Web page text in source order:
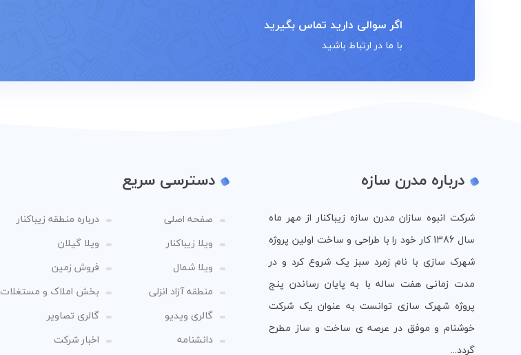
اگر سوالی دارید تماس بگیرید
با ما در ارتباط باشید
درباره مدرن سازه
شرکت انبوه سازان مدرن سازه زیباکنار از مهر ماه
سال 1386 کار خود را با طراحی و ساخت اولین پروژه
شهرک سازی با نام زمرد سبز یک شروع کرد و در
مدت زمانی هفت ساله با به پایان رساندن پنج
پروژه شهرک سازی توانست به عنوان یک شرکت
خوشنام و موفق در عرصه ی ساخت و ساز مطرح
گردد...
دسترسی سریع
صفحه اصلی
درباره منطقه زیباکنار
ویلا زیباکنار
ویلا گیلان
ویلا شمال
فروش زمین
منطقه آزاد انزلی
بخش املاک و مستغلات
گالری ویدیو
گالری تصاویر
دانشنامه
اخبار شرکت